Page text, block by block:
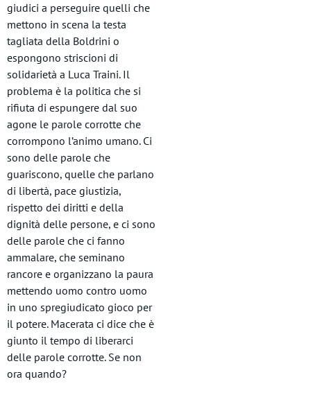
giudici a perseguire quelli che
mettono in scena la testa
tagliata della Boldrini o
espongono striscioni di
solidarietà a Luca Traini. Il
problema è la politica che si
rifiuta di espungere dal suo
agone le parole corrotte che
corrompono l’animo umano. Ci
sono delle parole che
guariscono, quelle che parlano
di libertà, pace giustizia,
rispetto dei diritti e della
dignità delle persone, e ci sono
delle parole che ci fanno
ammalare, che seminano
rancore e organizzano la paura
mettendo uomo contro uomo
in uno spregiudicato gioco per
il potere. Macerata ci dice che è
giunto il tempo di liberarci
delle parole corrotte. Se non
ora quando?